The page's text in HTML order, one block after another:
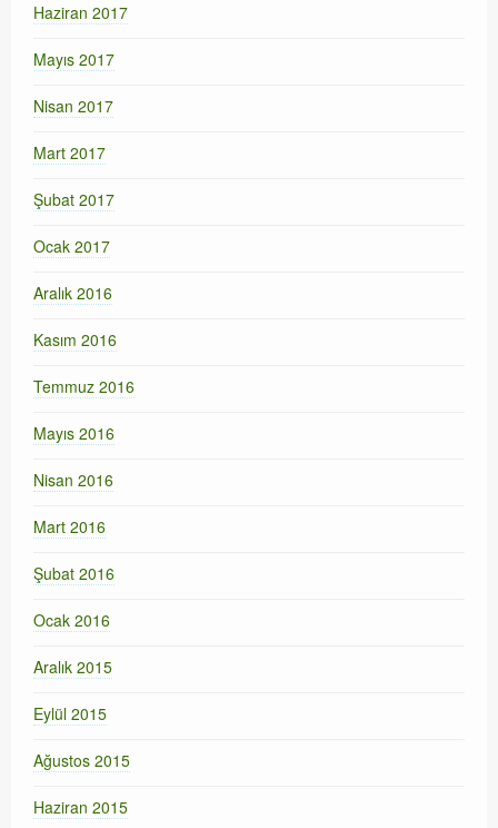
Haziran 2017
Mayıs 2017
Nisan 2017
Mart 2017
Şubat 2017
Ocak 2017
Aralık 2016
Kasım 2016
Temmuz 2016
Mayıs 2016
Nisan 2016
Mart 2016
Şubat 2016
Ocak 2016
Aralık 2015
Eylül 2015
Ağustos 2015
Haziran 2015